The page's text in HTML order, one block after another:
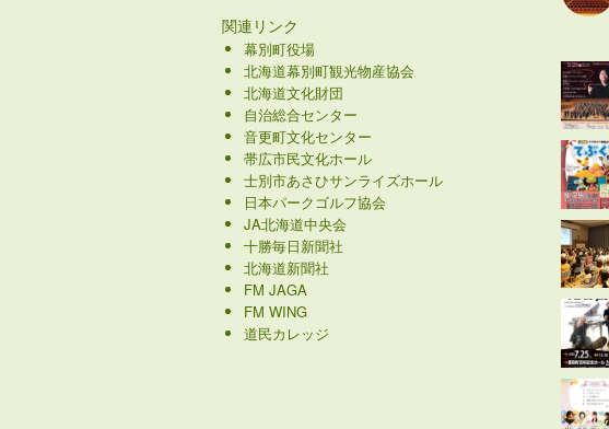
関連リンク
幕別町役場
北海道幕別町観光物産協会
北海道文化財団
自治総合センター
音更町文化センター
帯広市民文化ホール
士別市あさひサンライズホール
日本パークゴルフ協会
JA北海道中央会
十勝毎日新聞社
北海道新聞社
FM JAGA
FM WING
道民カレッジ